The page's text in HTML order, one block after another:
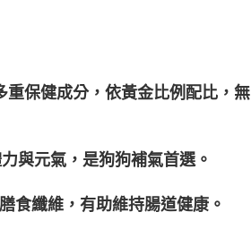
重保健成分，依黃金比例配比，無
與元氣，是狗狗補氣首選。
食纖維，有助維持腸道健康。